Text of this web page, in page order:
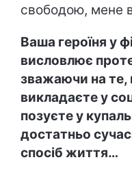
свободою, мене
Ваша героїня у
висловлює
зважаючи на те,
викладаєте у
позуєте у
достатньо
спосіб життя…